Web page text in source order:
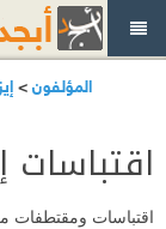
المؤلفون>
اقتباسات ومقتطفات